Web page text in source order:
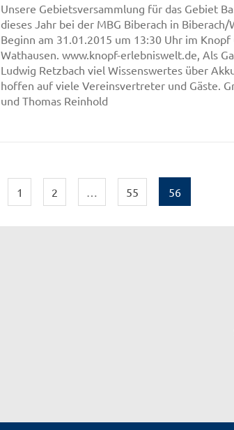
Unsere Gebietsversammlung für das Gebiet
dieses Jahr bei der MBG Biberach in Biberach/
Beginn am 31.01.2015 um 13:30 Uhr im
Wathausen. www.knopf-erlebniswelt.de, Als
Ludwig Retzbach viel Wissenswertes über
hoffen auf viele Vereinsvertreter und Gäste.
und Thomas Reinhold
1 2 55 56